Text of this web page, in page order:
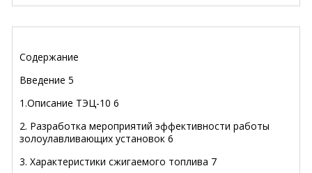
Содержание
Введение 5
1.Описание ТЭЦ-10 6
2. Разработка мероприятий эффективности работы
золоулавливающих установок 6
3. Характеристики сжигаемого топлива 7